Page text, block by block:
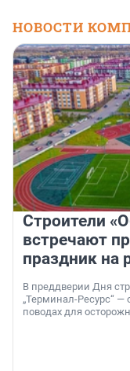
НОВОСТИ
Строители
встречают
праздник на
В преддверии Дня
„Терминал-Ресурс“
поводах для